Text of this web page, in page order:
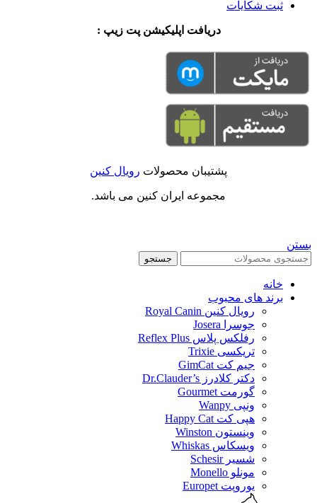
ثبت شکایات
دریافت اپلیکیشن پت زیپ :
پشتیبان محصولات رویال کنین
مجموعه ایران کنین می باشد.
بستن
جستجو
خانه
برند های محبوب
رویال کنین Royal Canin
جوسرا Josera
رفلکس پلاس Reflex Plus
تریکسی Trixie
جیم کت GimCat
دکتر کلادرز Dr.Clauder’s
گورمت Gourmet
ونپی Wanpy
هپی کت Happy Cat
وینستون Winston
ویسکاس Whiskas
شسیر Schesir
مونلو Monello
یوروپت Europet